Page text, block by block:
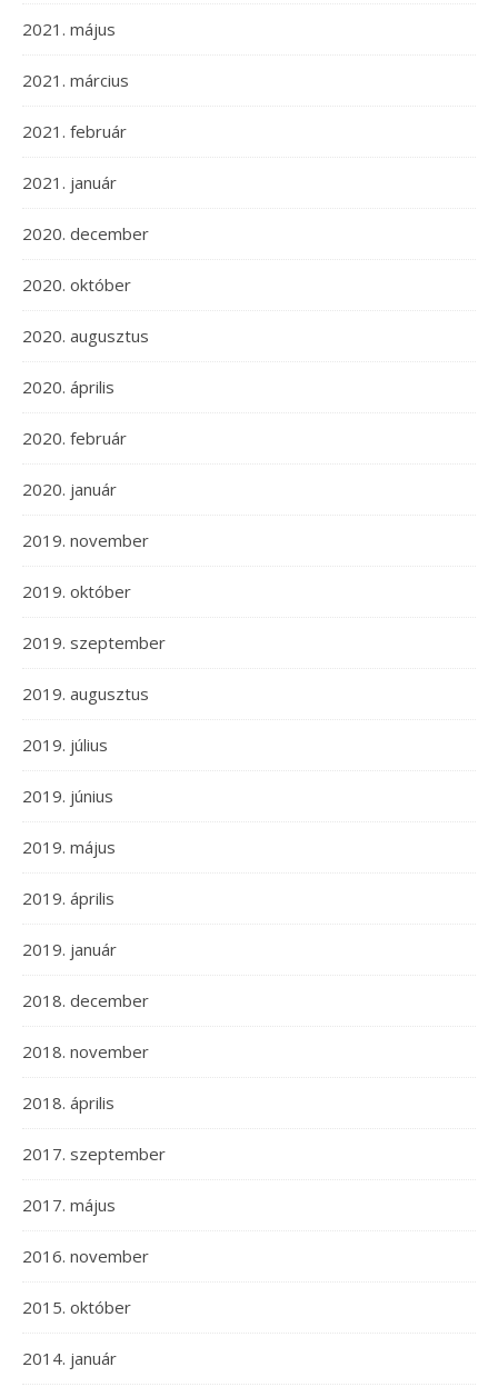
2021. május
2021. március
2021. február
2021. január
2020. december
2020. október
2020. augusztus
2020. április
2020. február
2020. január
2019. november
2019. október
2019. szeptember
2019. augusztus
2019. július
2019. június
2019. május
2019. április
2019. január
2018. december
2018. november
2018. április
2017. szeptember
2017. május
2016. november
2015. október
2014. január